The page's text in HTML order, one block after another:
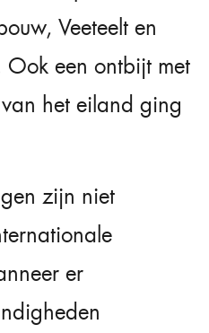
Veeteelt en
een ontbijt met
het eiland ging
zijn niet
er